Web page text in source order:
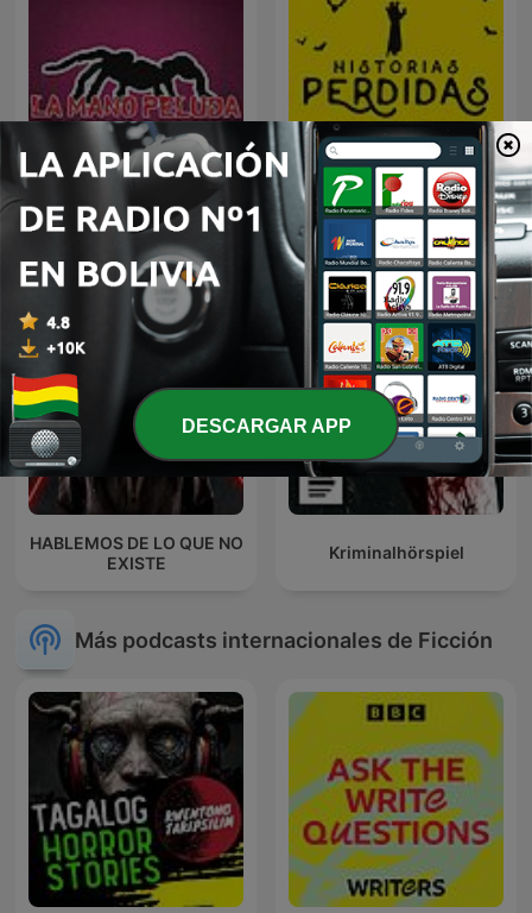
La Mano Peluda
HABLEMOS DE LO QUE NO
EXISTE
Kriminalhörspiel
Más podcasts internacionales de Ficción
DESCARGAR APP